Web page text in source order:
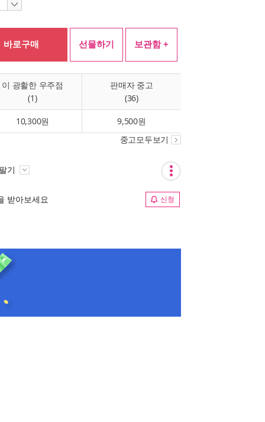
바로구매 선물하기 보관함 +
이 광활한 우주점
(1)
판매자 중고
(36)
10,300원 9,500원
중고모두보기
기
받아보세요 신청